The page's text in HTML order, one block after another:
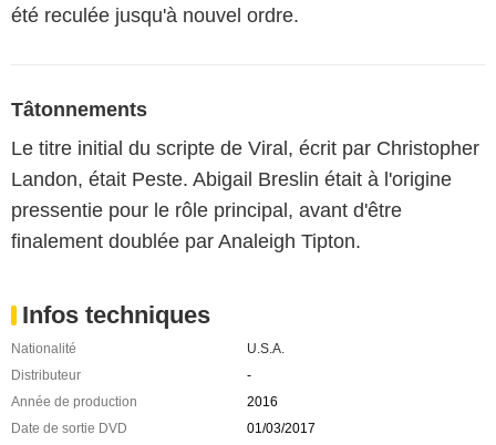
été reculée jusqu'à nouvel ordre.
Tâtonnements
Le titre initial du scripte de Viral, écrit par Christopher
Landon, était Peste. Abigail Breslin était à l'origine
pressentie pour le rôle principal, avant d'être
finalement doublée par Analeigh Tipton.
Infos techniques
Nationalité
U.S.A.
Distributeur
-
Année de production
2016
Date de sortie DVD
01/03/2017